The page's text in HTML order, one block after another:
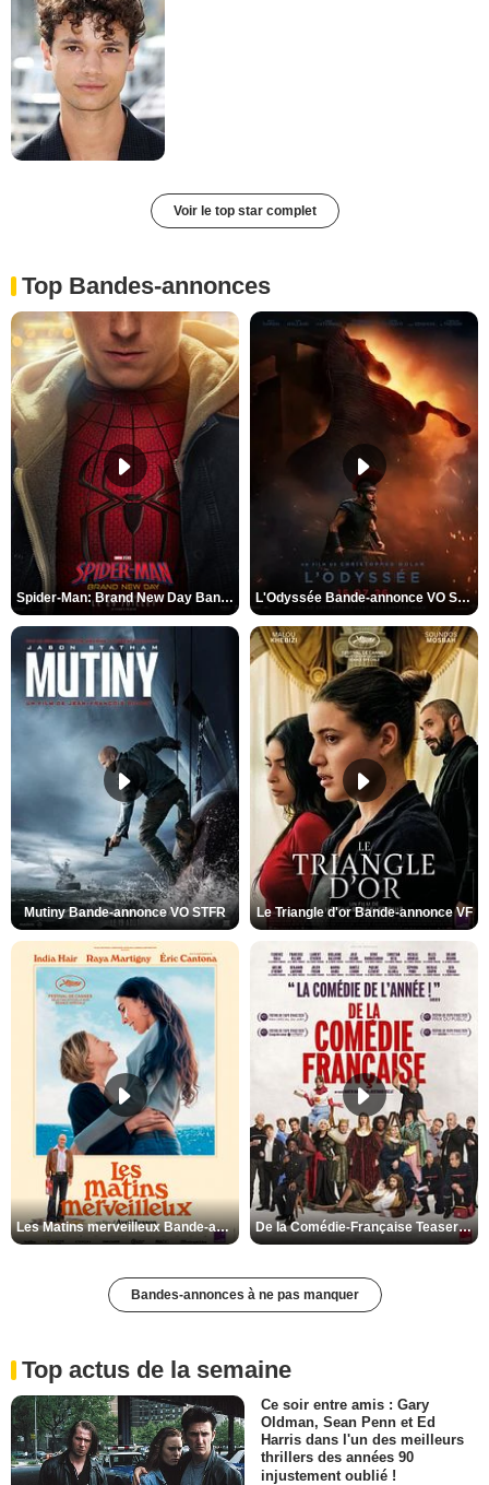
Voir le top star complet
Top Bandes-annonces
Spider-Man: Brand New Day Bande-annonce VO STFR L'Odyssée Bande-annonce VO STFR
Mutiny Bande-annonce VO STFR Le Triangle d'or Bande-annonce VF
Les Matins merveilleux Bande-annonce VF De la Comédie-Française Teaser VF
Bandes-annonces à ne pas manquer
Top actus de la semaine
Ce soir entre amis : Gary
Oldman, Sean Penn et Ed
Harris dans l'un des meilleurs
thrillers des années 90
injustement oublié !